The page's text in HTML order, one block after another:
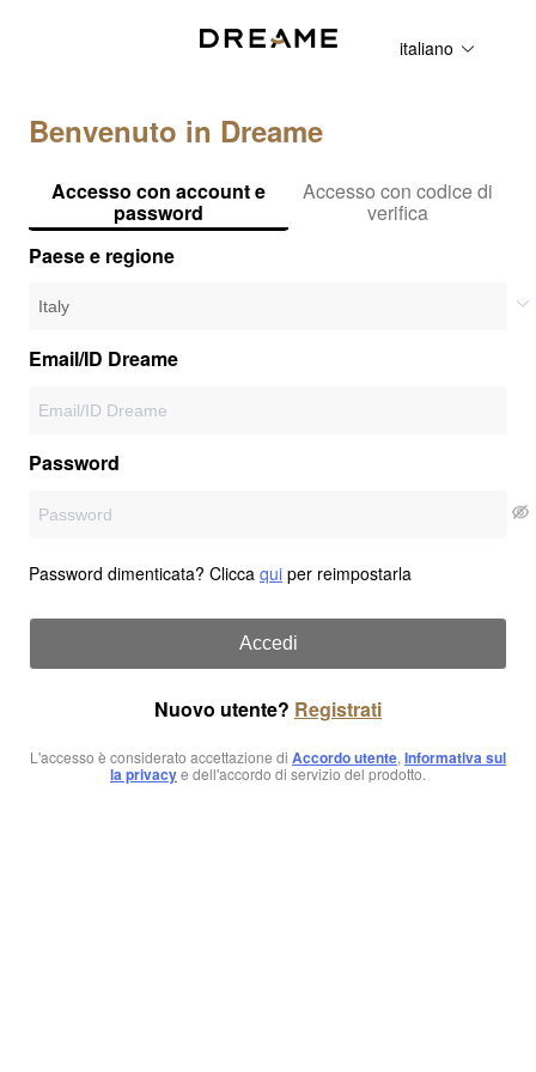
italiano
Benvenuto in Dreame
Accesso con account e
password
Accesso con codice di
verifica
Paese e regione
Email/ID Dreame
Password
Password dimenticata? Clicca qui per reimpostarla
Accedi
Nuovo utente? Registrati
L'accesso è considerato accettazione di Accordo utente, Informativa sul
la privacye dell'accordo di servizio del prodotto.